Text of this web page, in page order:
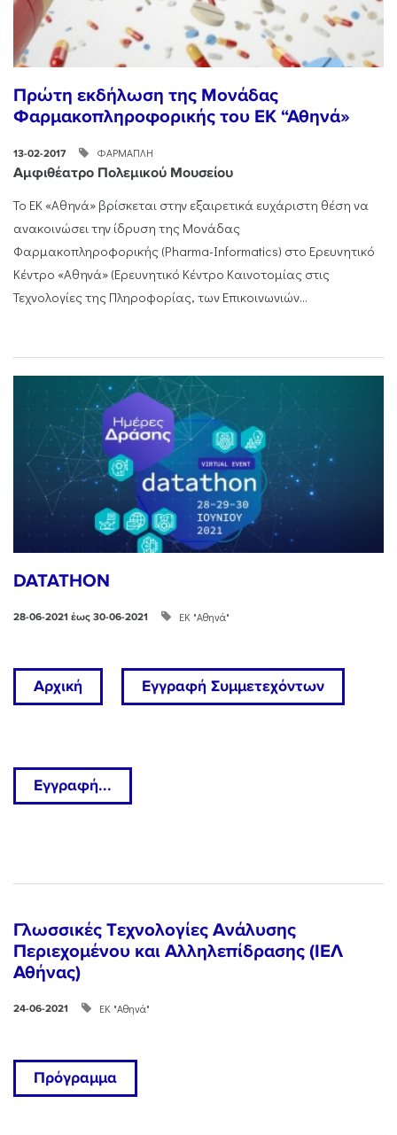
Πρώτη εκδήλωση της Μονάδας
Φαρμακοπληροφορικής του ΕΚ “Αθηνά»
13-02-2017 ΦΑΡΜΑΠΛΗ
Αμφιθέατρο Πολεμικού Μουσείου
Το ΕΚ «Αθηνά» βρίσκεται στην εξαιρετικά ευχάριστη θέση να
ανακοινώσει την ίδρυση της Μονάδας
Φαρμακοπληροφορικής (Pharma-Informatics) στο Ερευνητικό
Κέντρο «Αθηνά» (Ερευνητικό Κέντρο Καινοτομίας στις
Τεχνολογίες της Πληροφορίας, των Επικοινωνιών...
DATATHON
28-06-2021 έως 30-06-2021 ΕΚ "Αθηνά"
Αρχική Εγγραφή Συμμετεχόντων
Εγγραφή...
Γλωσσικές Tεχνολογίες Ανάλυσης
Περιεχομένου και Αλληλεπίδρασης (ΙΕΛ
Αθήνας)
24-06-2021 ΕΚ "Αθηνά"
Πρόγραμμα